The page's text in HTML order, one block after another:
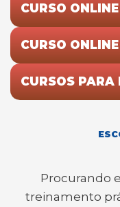
CURSO
CURSO
CURSOS
Procurando
treinamento